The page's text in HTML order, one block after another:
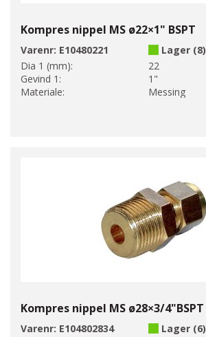
Kompres nippel MS ø22×1" BSPT
Varenr: E10480221
Lager (8)
Dia 1 (mm):
22
Gevind 1:
1"
Materiale:
Messing
Kompres nippel MS ø28×3/4"BSPT
Varenr: E104802834
Lager (6)